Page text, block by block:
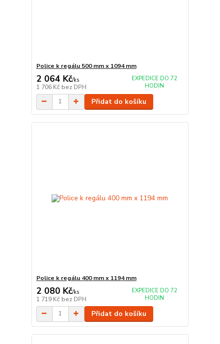
Police k regálu 500 mm x 1094 mm
2 064 Kč/ks
1 706 Kč bez DPH
EXPEDICE DO 72
HODIN
Přidat do košíku
Police k regálu 400 mm x 1194 mm
2 080 Kč/ks
1 719 Kč bez DPH
EXPEDICE DO 72
HODIN
Přidat do košíku